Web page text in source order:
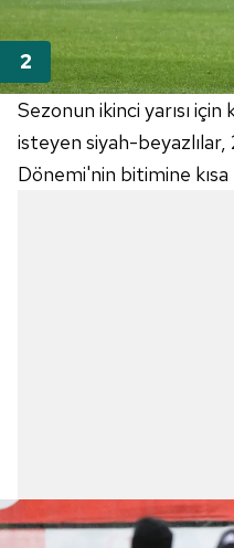
Sezonun ikinci yarısı
isteyen siyah-
Dönemi'nin bitimine